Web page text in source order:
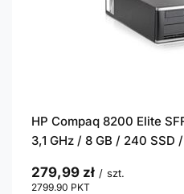
HP Compaq 8200 Elite
3,1 GHz / 8 GB / 240 SSD
279,99 zł / szt.
2799.90 PKT